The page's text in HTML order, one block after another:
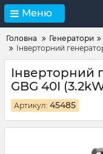
Меню
Головна Генератори
Інверторний
Інверторний
GBG 40I
Артикул: 45485